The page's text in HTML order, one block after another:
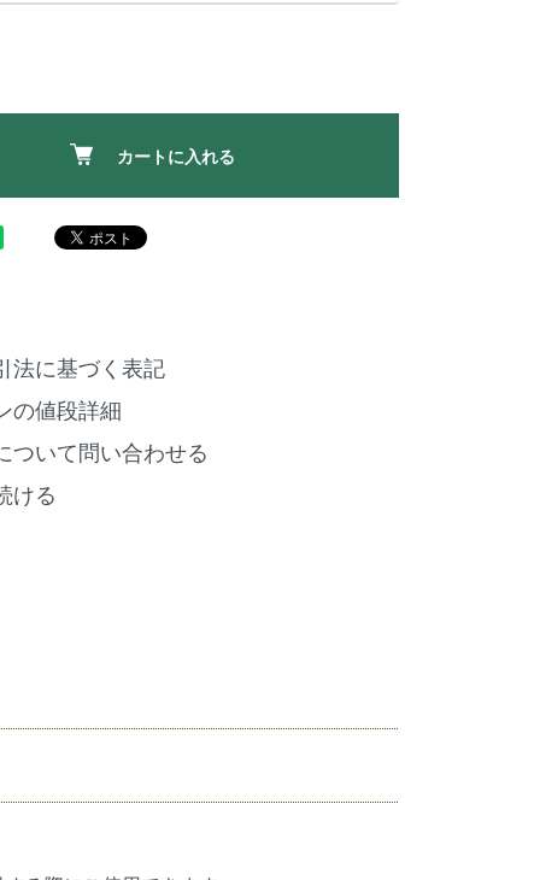
カートに入れる
法に基づく表記
の値段詳細
ついて問い合わせる
ける